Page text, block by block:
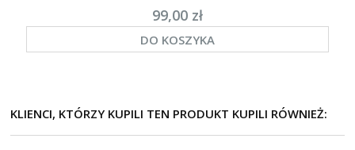
99,00 zł
DO KOSZYKA
KLIENCI, KTÓRZY KUPILI TEN PRODUKT KUPILI RÓWNIEŻ: